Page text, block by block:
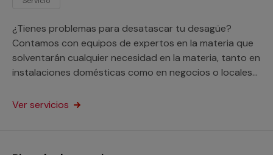
¿Tienes problemas para desatascar tu desagüe?
Contamos con equipos de expertos en la materia que
solventarán cualquier necesidad en la materia, tanto en
instalaciones domésticas como en negocios o locales
Ver servicios